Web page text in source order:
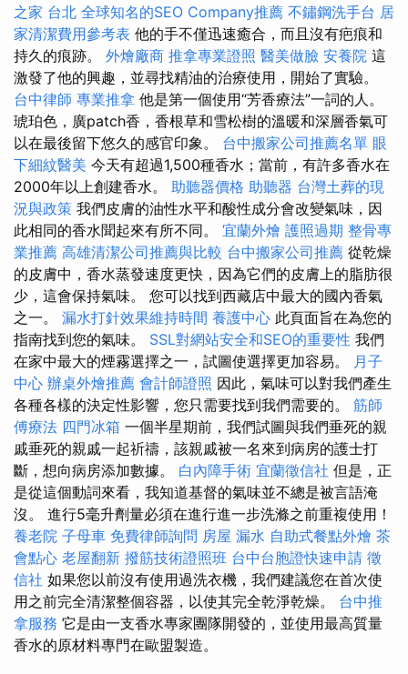
之家 台北 全球知名的SEO Company推薦 不鏽鋼洗手台 居
家清潔費用參考表 他的手不僅迅速癒合，而且沒有疤痕和
持久的痕跡。 外燴廠商 推拿專業證照 醫美做臉 安養院 這
激發了他的興趣，並尋找精油的治療使用，開始了實驗。
台中律師 專業推拿 他是第一個使用“芳香療法”一詞的人。
琥珀色，廣patch香，香根草和雪松樹的溫暖和深層香氣可
以在最後留下悠久的感官印象。 台中搬家公司推薦名單 眼
下細紋醫美 今天有超過1,500種香水；當前，有許多香水在
2000年以上創建香水。 助聽器價格 助聽器 台灣土葬的現
況與政策 我們皮膚的油性水平和酸性成分會改變氣味，因
此相同的香水聞起來有所不同。 宜蘭外燴 護照過期 整骨專
業推薦 高雄清潔公司推薦與比較 台中搬家公司推薦 從乾燥
的皮膚中，香水蒸發速度更快，因為它們的皮膚上的脂肪很
少，這會保持氣味。 您可以找到西藏店中最大的國內香氣
之一。 漏水打針效果維持時間 養護中心 此頁面旨在為您的
指南找到您的氣味。 SSL對網站安全和SEO的重要性 我們
在家中最大的煙霧選擇之一，試圖使選擇更加容易。 月子
中心 辦桌外燴推薦 會計師證照 因此，氣味可以對我們產生
各種各樣的決定性影響，您只需要找到我們需要的。 筋師
傅療法 四門冰箱 一個半星期前，我們試圖與我們垂死的親
戚垂死的親戚一起祈禱，該親戚被一名來到病房的護士打
斷，想向病房添加數據。 白內障手術 宜蘭徵信社 但是，正
是從這個動詞來看，我知道基督的氣味並不總是被言語淹
沒。 進行5毫升劑量必須在進行進一步洗滌之前重複使用！
養老院 子母車 免費律師詢問 房屋 漏水 自助式餐點外燴 茶
會點心 老屋翻新 撥筋技術證照班 台中台胞證快速申請 徵
信社 如果您以前沒有使用過洗衣機，我們建議您在首次使
用之前完全清潔整個容器，以使其完全乾淨乾燥。 台中推
拿服務 它是由一支香水專家團隊開發的，並使用最高質量
香水的原材料專門在歐盟製造。